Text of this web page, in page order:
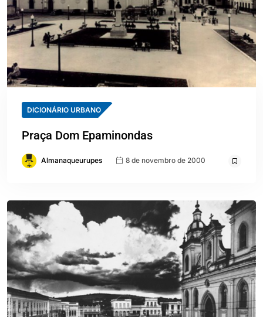
DICIONÁRIO URBANO
Praça Dom Epaminondas
Almanaqueurupes 8 de novembro de 2000